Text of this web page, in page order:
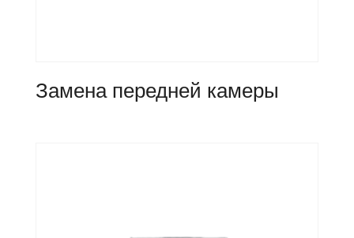
Замена передней камеры